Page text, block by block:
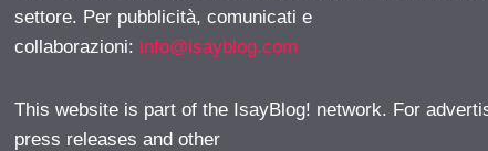
settore. Per pubblicità, comunicati e
collaborazioni: info@isayblog.com
This website is part of the IsayBlog! network. For
press releases and other